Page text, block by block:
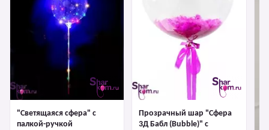
"Светящаяся сфера" с
палкой-ручкой
Прозрачный шар "Сфера
3Д Бабл (Bubble)" с